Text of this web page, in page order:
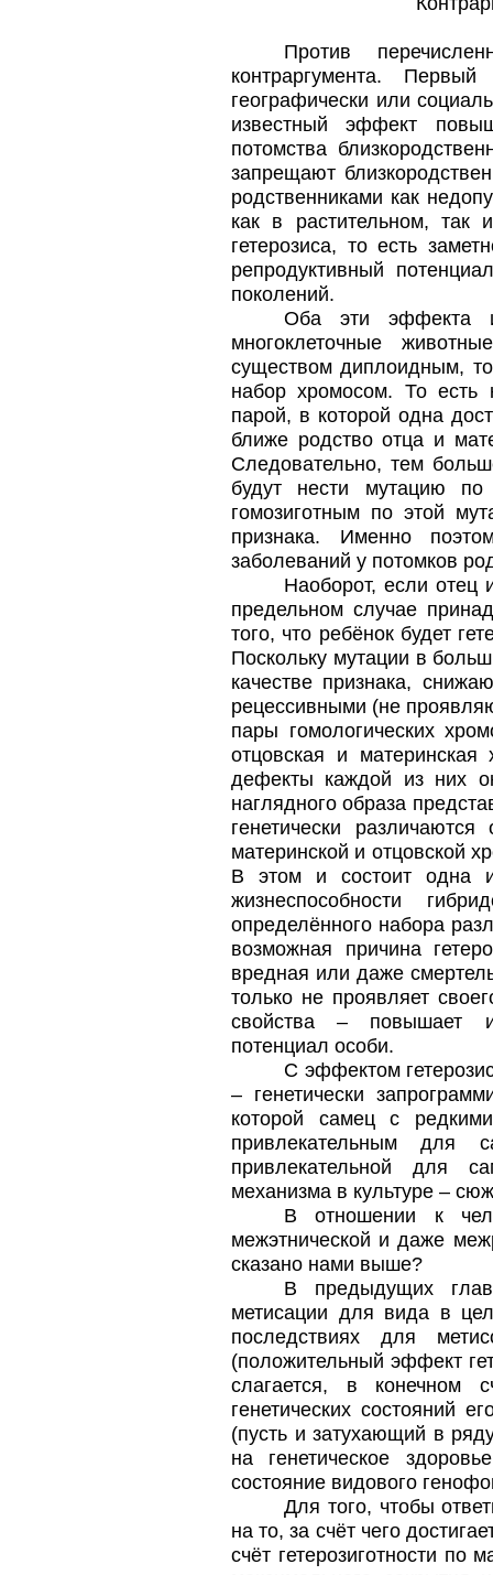
Против
контраргумента.
географически или
известный эффект
потомства
запрещают
родственниками как
как в растительном,
гетерозиса, то есть
репродуктивный
поколений.
Оба эти эффекта
многоклеточные
существом диплоидным,
набор хромосом. То есть
парой, в которой одна
ближе родство отца и
Следовательно, тем
будут нести мутацию
гомозиготным по этой
признака. Именно
заболеваний у потомков
Наоборот, если отец
предельном случае
того, что ребёнок будет
Поскольку мутации в
качестве признака,
рецессивными (не
пары гомологических
отцовская и материнская
дефекты каждой из них
наглядного образа
генетически
материнской и отцовской
В этом и состоит одна
жизнеспособности
определённого набора
возможная причина
вредная или даже
только не проявляет
свойства – повышает
потенциал особи.
С эффектом
– генетически
которой самец с
привлекательным
привлекательной для
механизма в культуре –
В отношении к
межэтнической и даже
сказано нами выше?
В предыдущих
метисации для вида в
последствиях для
(положительный эффект
слагается, в конечном
генетических состояний
(пусть и затухающий в
на генетическое
состояние видового
Для того, чтобы
на то, за счёт чего
счёт гетерозиготности по